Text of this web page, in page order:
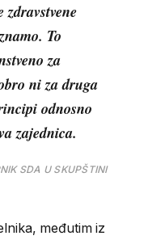
To
za
ni za druga
odnosno
zajednica.
SDA U SKUPŠTINI
međutim iz